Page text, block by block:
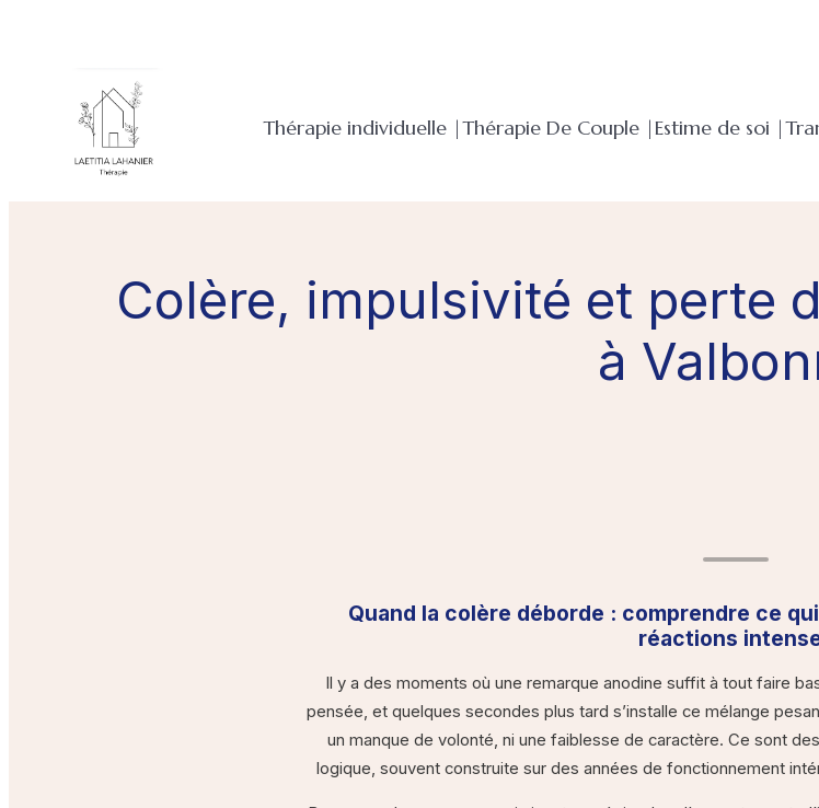
Thérapie individuelle |Thérapie De Couple |Estime de soi |
Colère, impulsivité et perte
à
Quand la colère déborde : comprendre ce
réactions
Il y a des moments où une remarque anodine suffit à tout faire
pensée, et quelques secondes plus tard s’installe ce mélange
un manque de volonté, ni une faiblesse de caractère. Ce sont
logique, souvent construite sur des années de fonctionnement